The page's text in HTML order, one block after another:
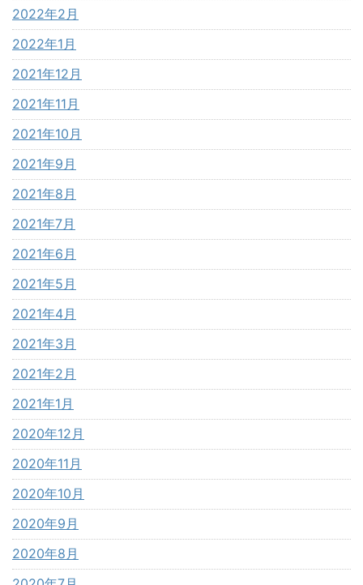
2022年2月
2022年1月
2021年12月
2021年11月
2021年10月
2021年9月
2021年8月
2021年7月
2021年6月
2021年5月
2021年4月
2021年3月
2021年2月
2021年1月
2020年12月
2020年11月
2020年10月
2020年9月
2020年8月